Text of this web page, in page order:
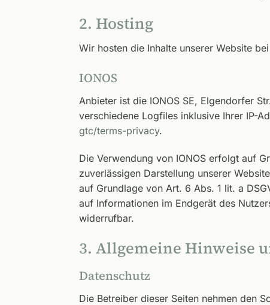
2. Hosting
Wir hosten die Inhalte unserer Website
IONOS
Anbieter ist die IONOS SE, Elgendorfer
verschiedene Logfiles inklusive Ihrer IP-
gtc/terms-privacy.
Die Verwendung von IONOS erfolgt auf
zuverlässigen Darstellung unserer
auf Grundlage von Art. 6 Abs. 1 lit. a
auf Informationen im Endgerät des
widerrufbar.
3. Allgemeine Hinweise
Datenschutz
Die Betreiber dieser Seiten nehmen den